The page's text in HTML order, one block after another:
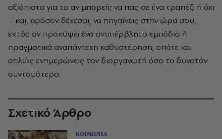
αξιόπιστα για το αν μπορείς να πας σε ένα τραπέζι ή όχι
– και, εφόσον δέχεσαι, να πηγαίνεις στην ώρα σου,
εκτός αν προκύψει ένα ανυπέρβλητο εμπόδιο ή
πραγματικά αναπάντεχη καθυστέρηση, οπότε και
απλώς ενημερώνεις τον διοργανωτή όσο το δυνατόν
συντομότερα.
Σχετικό Άρθρο
ΚΟΙΝΩΝΙΑ